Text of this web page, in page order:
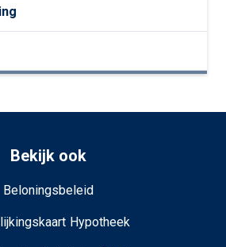
Bekijk ook
Beloningsbeleid
Hypotheek